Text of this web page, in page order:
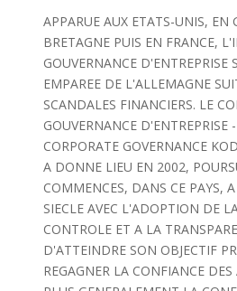
APPARUE AUX ETATS-UNIS, EN
BRETAGNE PUIS EN FRANCE,
GOUVERNANCE D'ENTREPRISE
EMPAREE DE L'ALLEMAGNE
SCANDALES FINANCIERS. LE
GOUVERNANCE D'ENTREPRISE
CORPORATE GOVERNANCE
A DONNE LIEU EN 2002,
COMMENCES, DANS CE PAYS,
SIECLE AVEC L'ADOPTION DE
CONTROLE ET A LA
D'ATTEINDRE SON OBJECTIF
REGAGNER LA CONFIANCE